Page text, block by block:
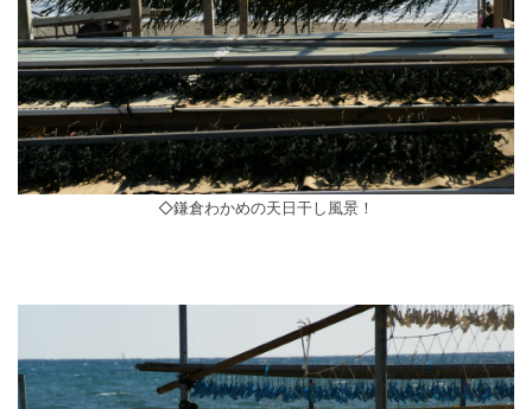
◇鎌倉わかめの天日干し風景！